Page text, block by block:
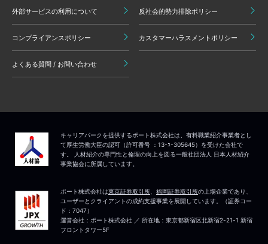
外部サービスの利用について 反社会的勢力排除ポリシー
コンプライアンスポリシー カスタマーハラスメントポリシー
よくある質問 / お問い合わせ